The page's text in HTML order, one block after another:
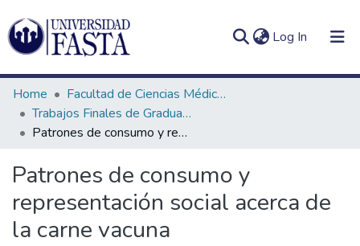
Log In (current)
Communities
&
Collections
All of DSpace
In(current)
Home
Facultad de Ciencias Médicas
Trabajos Finales de Graduación de Licenciatura en Nutrición
Patrones de consumo y representación social acerca de la carne vacuna
Patrones de consumo y
representación social acerca de
la carne vacuna